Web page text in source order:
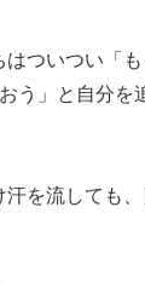
はついつい「
う」と自分を
汗を流しても